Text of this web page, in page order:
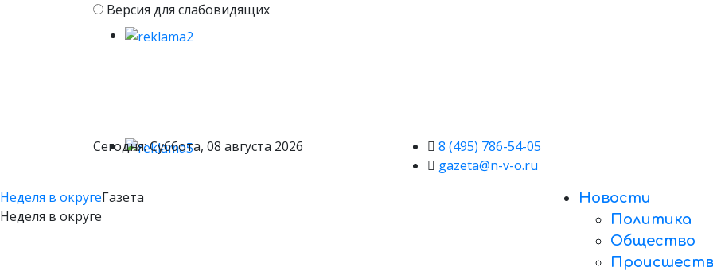
Версия для слабовидящих
Сегодня: Суббота, 08 августа 2026
8 (495) 786-54-05
gazeta@n-v-o.ru
Неделя в округеГазета
Неделя в округе
Новости
Политика
Общество